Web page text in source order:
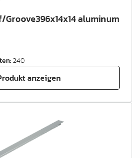
aluminum
:240
anzeigen